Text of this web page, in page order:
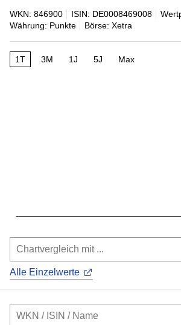
WKN: 846900 ISIN: DE0008469008
Währung: Punkte
Börse: Xetra
1T 3M 1J 5J Max
Alle Einzelwerte